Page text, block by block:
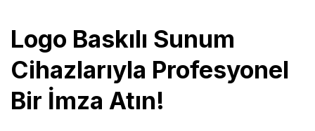
Logo Baskılı Sunum
Cihazlarıyla Profesyonel
Bir İmza Atın!